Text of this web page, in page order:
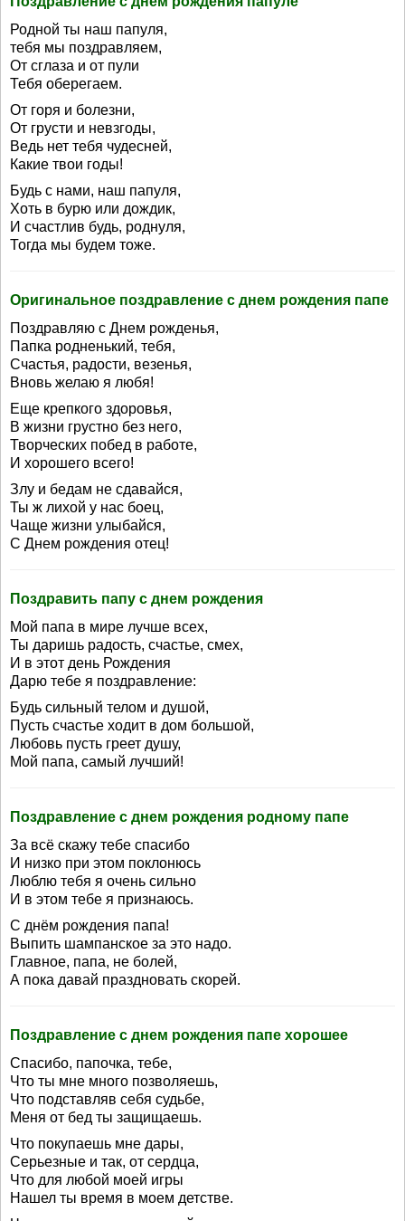
Родной ты наш папуля,
тебя мы поздравляем,
От сглаза и от пули
Тебя оберегаем.
От горя и болезни,
От грусти и невзгоды,
Ведь нет тебя чудесней,
Какие твои годы!
Будь с нами, наш папуля,
Хоть в бурю или дождик,
И счастлив будь, роднуля,
Тогда мы будем тоже.
Оригинальное поздравление с днем рождения папе
Поздравляю с Днем рожденья,
Папка родненький, тебя,
Счастья, радости, везенья,
Вновь желаю я любя!
Еще крепкого здоровья,
В жизни грустно без него,
Творческих побед в работе,
И хорошего всего!
Злу и бедам не сдавайся,
Ты ж лихой у нас боец,
Чаще жизни улыбайся,
С Днем рождения отец!
Поздравить папу с днем рождения
Мой папа в мире лучше всех,
Ты даришь радость, счастье, смех,
И в этот день Рождения
Дарю тебе я поздравление:
Будь сильный телом и душой,
Пусть счастье ходит в дом большой,
Любовь пусть греет душу,
Мой папа, самый лучший!
Поздравление с днем рождения родному папе
За всё скажу тебе спасибо
И низко при этом поклонюсь
Люблю тебя я очень сильно
И в этом тебе я признаюсь.
С днём рождения папа!
Выпить шампанское за это надо.
Главное, папа, не болей,
А пока давай праздновать скорей.
Поздравление с днем рождения папе хорошее
Спасибо, папочка, тебе,
Что ты мне много позволяешь,
Что подставляв себя судьбе,
Меня от бед ты защищаешь.
Что покупаешь мне дары,
Серьезные и так, от сердца,
Что для любой моей игры
Нашел ты время в моем детстве.